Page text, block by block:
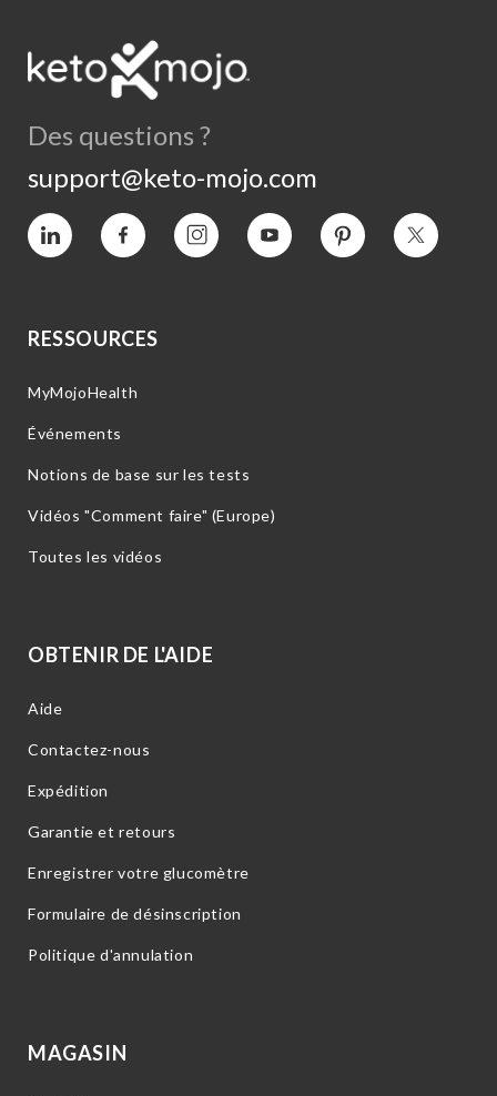
Des questions ?
support@keto-mojo.com
Vimeo Facebook InstagramYouTube Intérêt Twitter
RESSOURCES
MyMojoHealth
Événements
Notions de base sur les tests
Vidéos "Comment faire" (Europe)
Toutes les vidéos
OBTENIR DE L'AIDE
Aide
Contactez-nous
Expédition
Garantie et retours
Enregistrer votre glucomètre
Formulaire de désinscription
Politique d'annulation
MAGASIN